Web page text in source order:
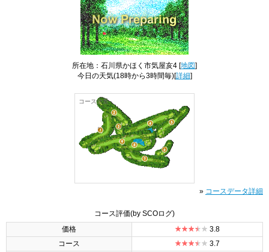
所在地：石川県かほく市気屋亥4 [地図]
今日の天気(18時から3時間毎)[詳細]
コース全景
» コースデータ詳細
コース評価(by SCOログ)
価格
3.8
コース
3.7